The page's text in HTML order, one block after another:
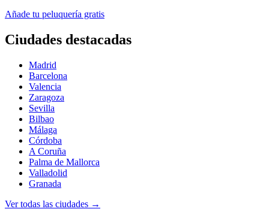
Añade tu peluquería gratis
Ciudades destacadas
Madrid
Barcelona
Valencia
Zaragoza
Sevilla
Bilbao
Málaga
Córdoba
A Coruña
Palma de Mallorca
Valladolid
Granada
Ver todas las ciudades →